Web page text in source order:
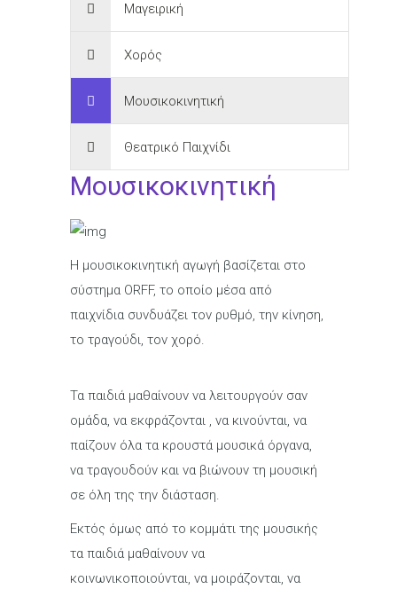
Μαγειρική
Χορός
Μουσικοκινητική
Θεατρικό Παιχνίδι
Μουσικοκινητική
Η μουσικοκινητική αγωγή βασίζεται στο
σύστημα ORFF, το οποίο μέσα από
παιχνίδια συνδυάζει τον ρυθμό, την κίνηση,
το τραγούδι, τον χορό.
Τα παιδιά μαθαίνουν να λειτουργούν σαν
ομάδα, να εκφράζονται , να κινούνται, να
παίζουν όλα τα κρουστά μουσικά όργανα,
να τραγουδούν και να βιώνουν τη μουσική
σε όλη της την διάσταση.
Εκτός όμως από το κομμάτι της μουσικής
τα παιδιά μαθαίνουν να
κοινωνικοποιούνται, να μοιράζονται, να